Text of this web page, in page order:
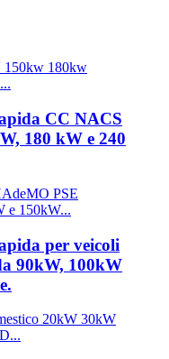
CC NACS
180 kW e 240
per veicoli
90kW, 100kW